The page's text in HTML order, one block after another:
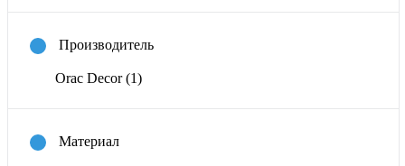
Производитель
Orac Decor(1)
Материал